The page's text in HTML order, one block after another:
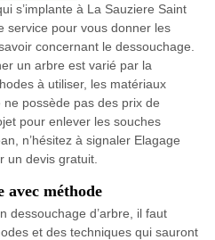
s’implante à La Sauziere Saint
service pour vous donner les
concernant le dessouchage.
un arbre est varié par la
à utiliser, les matériaux
possède pas des prix de
pour enlever les souches
n’hésitez à signaler Elagage
un devis gratuit.
avec méthode
dessouchage d’arbre, il faut
et des techniques qui sauront